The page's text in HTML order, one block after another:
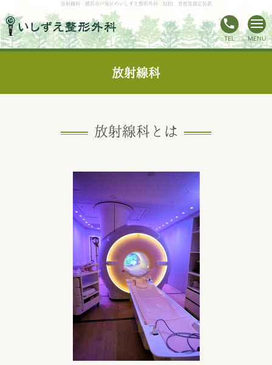
放射線科 横浜市戸塚区のいしずえ整形外科 MRI 骨密度測定装置
phone
TEL MENU
放射線科
放射線科とは